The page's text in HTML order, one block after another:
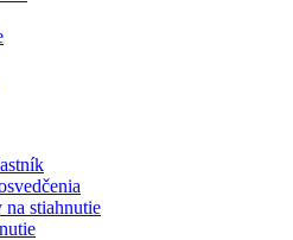
stiahnutie